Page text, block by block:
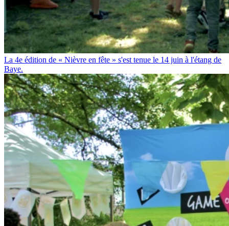
La 4e édition de « Nièvre en fête » s'est tenue le 14 juin à l'étang de
Baye.